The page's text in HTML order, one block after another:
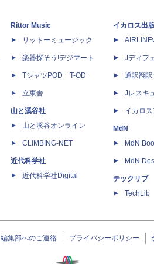
Rittor Music
リットーミュージック
楽器探そう!デジマート
TシャツPOD T-OD
立東舎
山と溪谷社
山と溪谷オンライン
CLIMBING-NET
近代科学社
近代科学社Digital
イカロス出
Jディフ
通訳翻
Jレスキ
イカロ
MdN
MdN
MdN
テックリブ
TechLib
編集部へのご連絡 プライバシーポリシー